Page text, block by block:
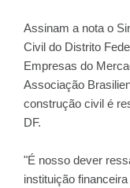
Assinam a nota o
Civil do Distrito
Empresas do
Associação
construção civil é
DF.
"É nosso dever
instituição